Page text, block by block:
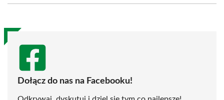
(Twitter)
Dołącz do nas na Facebooku!